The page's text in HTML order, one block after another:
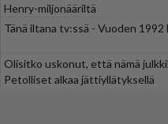
Henry-miljonääriltä
Tänä iltana tv:ssä - Vuoden
Olisitko uskonut, että nämä
Petolliset alkaa jättiyllätyksellä